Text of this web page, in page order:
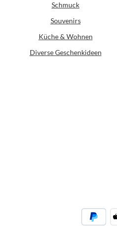
Schmuck
Souvenirs
Küche & Wohnen
Diverse Geschenkideen